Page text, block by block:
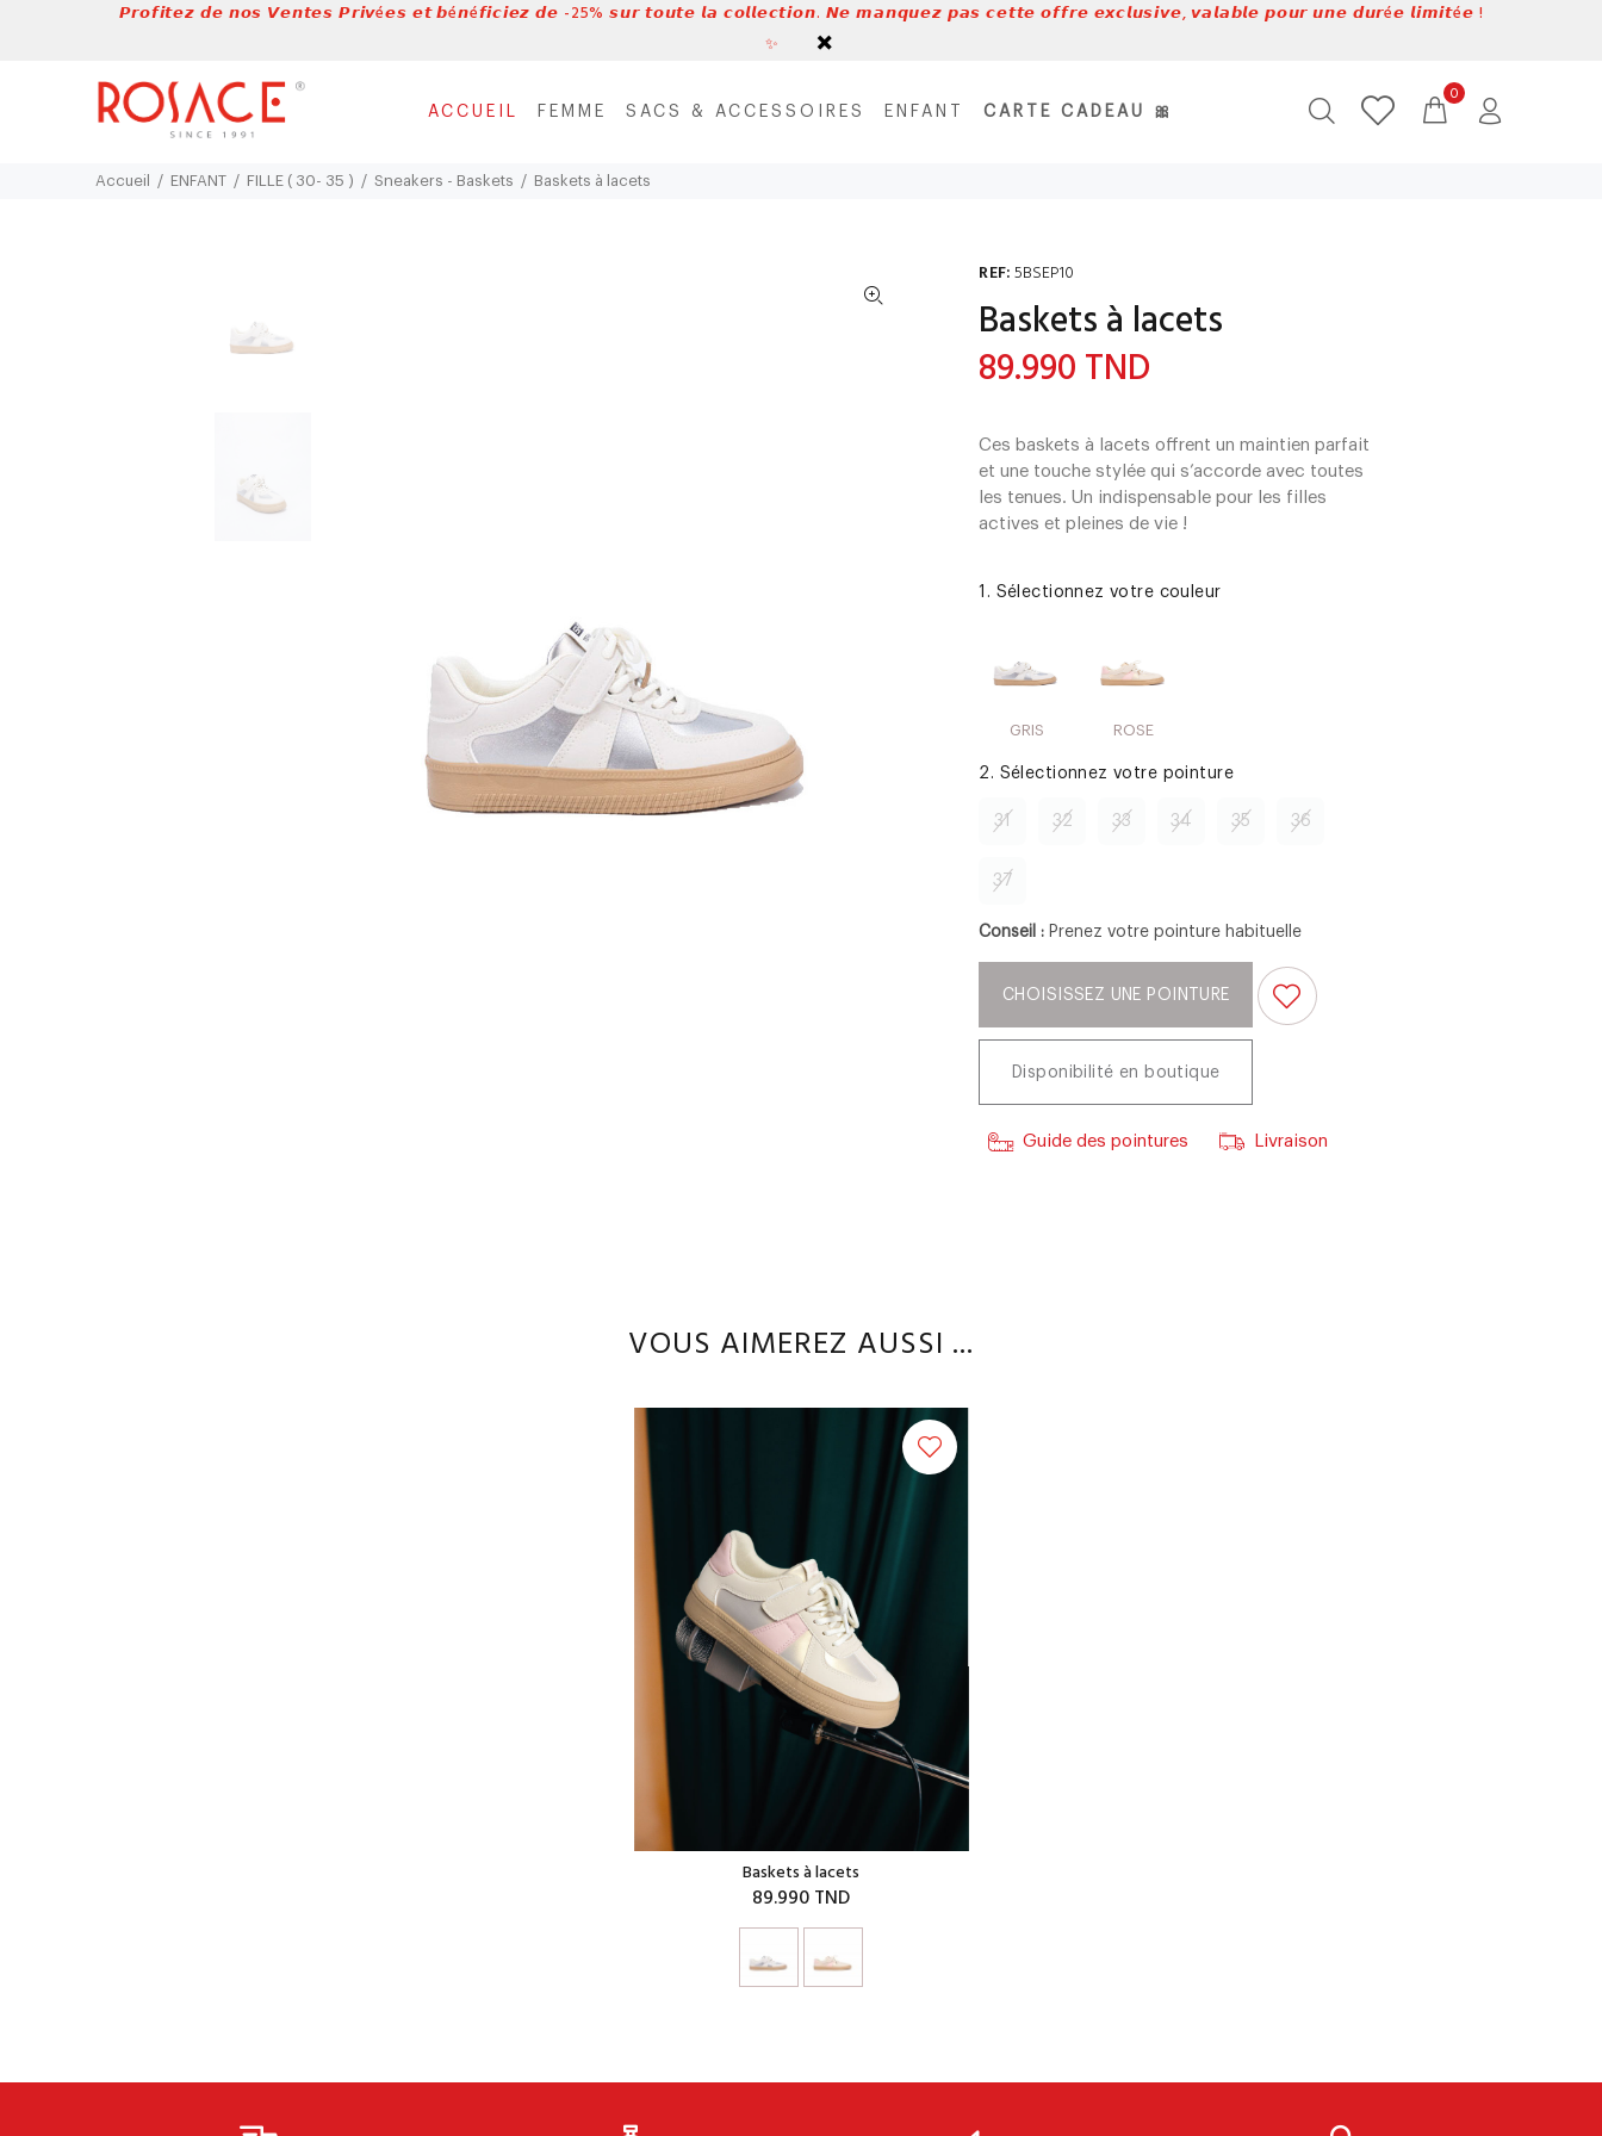
𝙋𝙧𝙤𝙛𝙞𝙩𝙚𝙯 𝙙𝙚 𝙣𝙤𝙨 𝙑𝙚𝙣𝙩𝙚𝙨 𝙋𝙧𝙞𝙫é𝙚𝙨 𝙚𝙩 𝙗é𝙣é𝙛𝙞𝙘𝙞𝙚𝙯 𝙙𝙚 -25% 𝙨𝙪𝙧 𝙩𝙤𝙪𝙩𝙚 𝙡𝙖 𝙘𝙤𝙡𝙡𝙚𝙘𝙩𝙞𝙤𝙣. 𝙉𝙚 𝙢𝙖𝙣𝙦𝙪𝙚𝙯 𝙥𝙖𝙨 𝙘𝙚𝙩𝙩𝙚 𝙤𝙛𝙛𝙧𝙚 𝙚𝙭𝙘𝙡𝙪𝙨𝙞𝙫𝙚, 𝙫𝙖𝙡𝙖𝙗𝙡𝙚 𝙥𝙤𝙪𝙧 𝙪𝙣𝙚 𝙙𝙪𝙧é𝙚 𝙡𝙞𝙢𝙞𝙩é𝙚 !
✨
ACCUEIL FEMME SACS & ACCESSOIRES ENFANT CARTE CADEAU 🎀
0
Accueil ENFANT FILLE ( 30- 35 ) Sneakers - Baskets Baskets à lacets
REF:5BSEP10
Baskets à lacets
89.990 TND
Ces baskets à lacets offrent un maintien parfait
et une touche stylée qui s’accorde avec toutes
les tenues. Un indispensable pour les filles
actives et pleines de vie !
1. Sélectionnez votre couleur
GRIS ROSE
2. Sélectionnez votre pointure
31 32 33 34 35 36
37
Conseil : Prenez votre pointure habituelle
CHOISISSEZ UNE POINTURE
Disponibilité en boutique
Guide des pointures Livraison
VOUS AIMEREZ AUSSI ...
Baskets à lacets
89.990 TND